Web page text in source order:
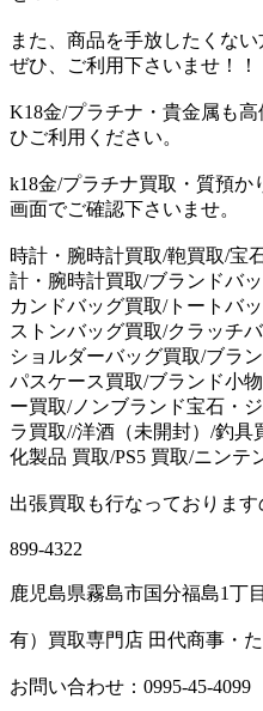
また、商品を手放したくな
ぜひ、ご利用下さいませ！！
K18金/プラチナ・貴金属も
ひご利用ください。
k18金/プラチナ買取・質預
画面でご確認下さいませ。
時計・腕時計買取/鞄買取/宝
計・腕時計買取/ブランドバ
カンドバッグ買取/トートバ
ストンバッグ買取/クラッチ
ショルダーバッグ買取/ブラ
パスケース買取/ブランド小
ー買取/ノンブランド宝石・
ラ買取//洋酒（未開封）/釣具
化製品 買取/PS5 買取/ニンテ
出張買取も行なっております
899-4322
鹿児島県霧島市国分福島1丁
有）買取専門店 田代商事・
お問い合わせ：0995-45-4099